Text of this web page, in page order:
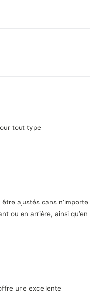
tout type
ajustés dans n’importe
ou en arrière, ainsi qu’en
une excellente